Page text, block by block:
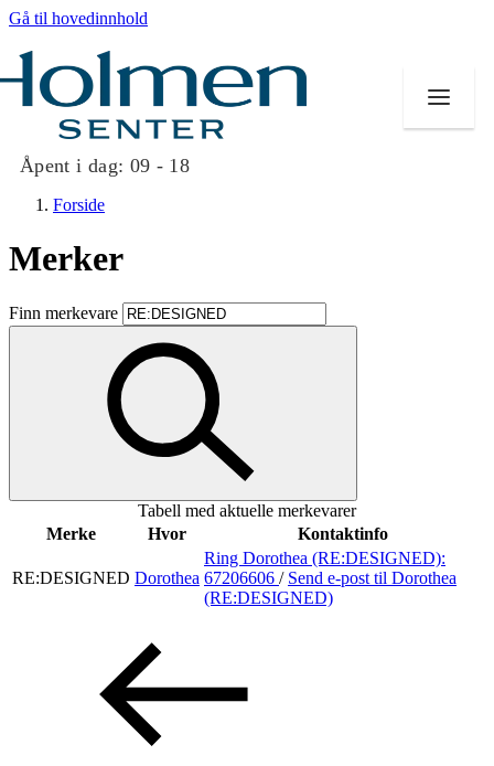
Gå til hovedinnhold
Åpent i dag: 09 - 18
Butikker
Mat og drikke
Aktiviteter
Inspirasjon
Åpningstider
Forside
Merker
Finn merkevare
Tabell med aktuelle merkevarer
Merke
Hvor Kontaktinfo
RE:DESIGNED Dorothea
Ring Dorothea (RE:DESIGNED):
67206606 / Send e-post til Dorothea
(RE:DESIGNED)